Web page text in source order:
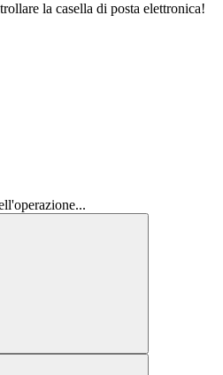
la casella di posta elettronica!